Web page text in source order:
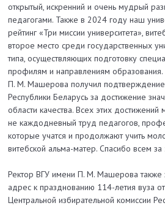
открытый, искренний и очень мудрый
педагогами. Также в 2024 году наш
рейтинг «Три миссии университета»,
второе место среди государственных
типа, осуществляющих подготовку
профилям и направлениям образования.
П. М. Машерова получил подтверждение
Республики Беларусь за достижение
области качества. Всех этих
не каждодневный труд педагогов,
которые учатся и продолжают учить
витебской альма-матер. Спасибо всем
Ректор ВГУ имени П. М. Машерова также
адрес к празднованию 114-летия вуза
Центральной избирательной комиссии